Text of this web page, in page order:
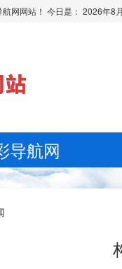
网网站！ 今日是： 2026年
导航网